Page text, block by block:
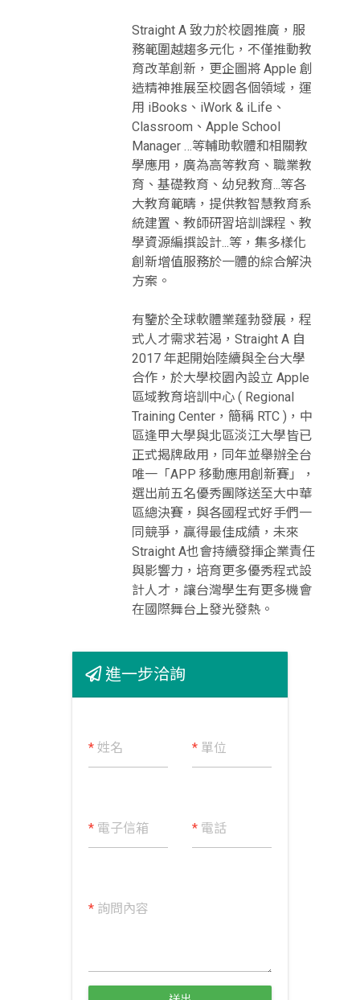
Straight A 致力於校園推廣，服
務範圍越趨多元化，不僅推動教
育改革創新，更企圖將 Apple 創
造精神推展至校園各個領域，運
用 iBooks、iWork & iLife、
Classroom、Apple School
Manager …等輔助軟體和相關教
學應用，廣為高等教育、職業教
育、基礎教育、幼兒教育...等各
大教育範疇，提供教智慧教育系
統建置、教師研習培訓課程、教
學資源編撰設計...等，集多樣化
創新增值服務於一體的綜合解決
方案。
有鑒於全球軟體業蓬勃發展，程
式人才需求若渴，Straight A 自
2017 年起開始陸續與全台大學
合作，於大學校園內設立 Apple
區域教育培訓中心 ( Regional
Training Center，簡稱 RTC )，中
區逢甲大學與北區淡江大學皆已
正式揭牌啟用，同年並舉辦全台
唯一「APP 移動應用創新賽」，
選出前五名優秀團隊送至大中華
區總決賽，與各國程式好手們一
同競爭，贏得最佳成績，未來
Straight A也會持續發揮企業責任
與影響力，培育更多優秀程式設
計人才，讓台灣學生有更多機會
在國際舞台上發光發熱。
進一步洽詢
*姓名 * 單位
*電子信箱 * 電話
*詢問內容